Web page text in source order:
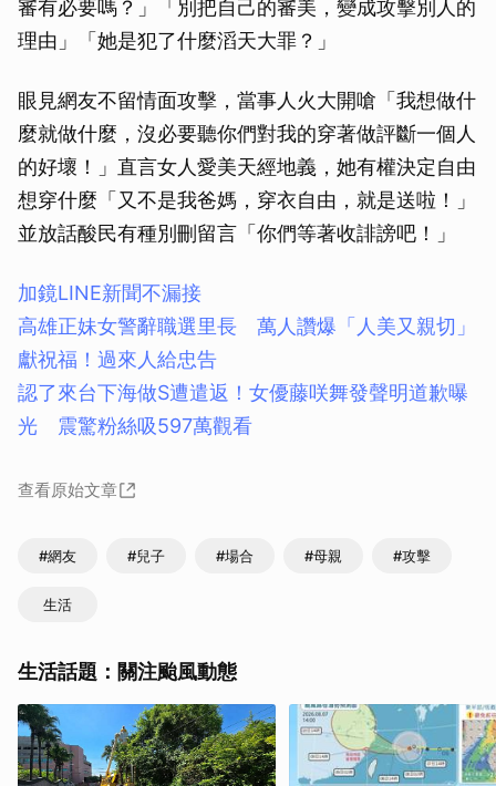
審有必要嗎？」「別把自己的審美，變成攻擊別人的
理由」「她是犯了什麼滔天大罪？」
眼見網友不留情面攻擊，當事人火大開嗆「我想做什
麼就做什麼，沒必要聽你們對我的穿著做評斷一個人
的好壞！」直言女人愛美天經地義，她有權決定自由
想穿什麼「又不是我爸媽，穿衣自由，就是送啦！」
並放話酸民有種別刪留言「你們等著收誹謗吧！」
加鏡LINE新聞不漏接
高雄正妹女警辭職選里長 萬人讚爆「人美又親切」
獻祝福！過來人給忠告
認了來台下海做S遭遣返！女優藤咲舞發聲明道歉曝
光 震驚粉絲吸597萬觀看
查看原始文章
#網友 #兒子 #場合 #母親 #攻擊
生活
生活話題：關注颱風動態